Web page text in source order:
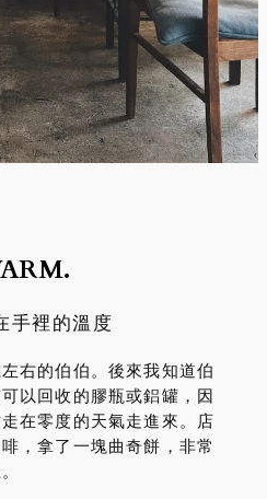
手裡的溫度
右的伯伯。後來我知道伯
以回收的膠瓶或鋁罐，因
在零度的天氣走進來。店
，拿了一塊曲奇餅，非常